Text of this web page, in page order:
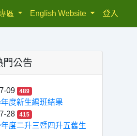
區 English Website 登入
門公告
09 489
度新生編班結果
28
415
度二升三暨四升五舊生